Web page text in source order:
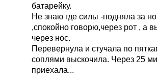
батарейку.
Не знаю где силы -подняла за
,спокойно говорю,через рот , а
через нос.
Перевернула и стучала по
соплями выскочила. Через 25
приехала...